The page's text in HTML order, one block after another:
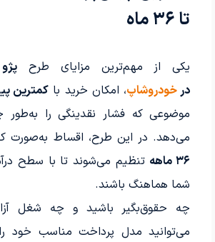
تا ۳۶ ماه
یکی از مهم‌ترین مزایای طرح
درخودروشاپ، امکان خرید با کمترین
موضوعی که فشار نقدینگی را
می‌دهد. در این طرح، اقساط به‌صورت
۳۶ ماهه
تنظیم می‌شوند تا با سطح
شما هماهنگ باشند.
چه حقوق‌بگیر باشید و چه شغل
می‌توانید مدل پرداخت مناسب خود